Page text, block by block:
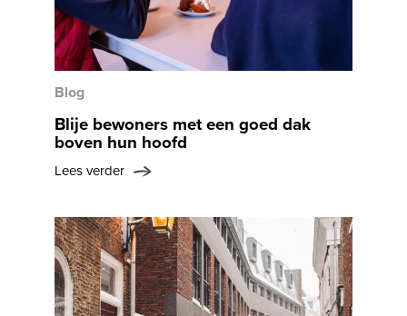
Blog
Blije bewoners met een goed dak
boven hun hoofd
Lees verder